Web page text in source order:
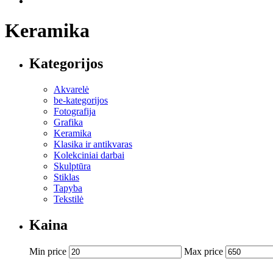
Keramika
Kategorijos
Akvarelė
be-kategorijos
Fotografija
Grafika
Keramika
Klasika ir antikvaras
Kolekciniai darbai
Skulptūra
Stiklas
Tapyba
Tekstilė
Kaina
Min price Max price